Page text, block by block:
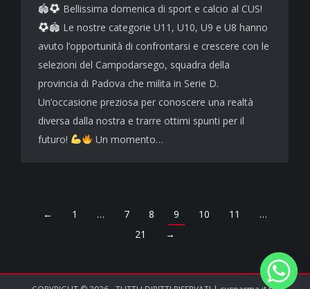
🏟
Bellissima domenica di sport e calcio al CUS!
🏟 Le nostre categorie U11, U10, U9 e U8 hanno
avuto l’opportunità di confrontarsi e crescere con le
selezioni del Campodarsego, squadra della
provincia di Padova che milita in Serie D.
Un’occasione preziosa per conoscere una realtà
diversa dalla nostra e trarre ottimi spunti per il
futuro!
Un momento…
← 1 … 7 8 9 10 11
…
21
→